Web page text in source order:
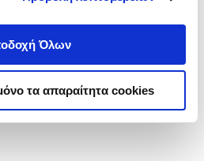
Όλων
τα απαραίτητα cookies